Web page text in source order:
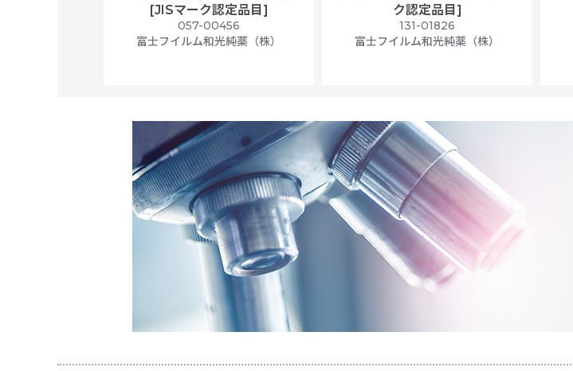
[JISマーク認定品目]
057-00456
富士フイルム和光純薬（株）
ク認定品目]
131-01826
富士フイルム和光純薬（株）